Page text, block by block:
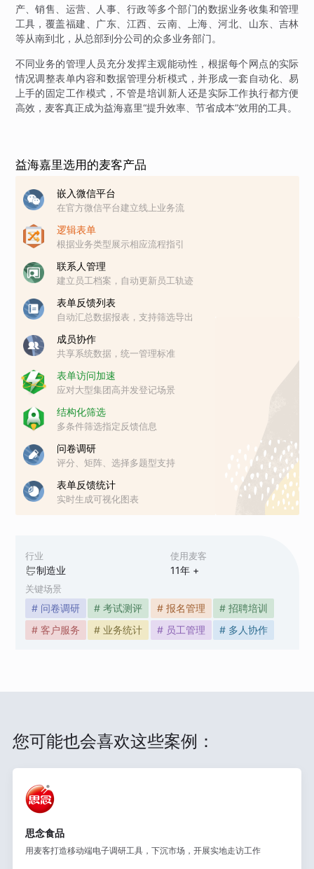
行业
制造业
使用麦客
11年 +
关键场景
# 问卷调研 # 考试测评 # 报名管理
# 招聘培训
# 客户服务
# 业务统计 # 员工管理 # 多人协作
产、销售、运营、人事、行政等多个部门的数据业务收集和管理
工具，覆盖福建、广东、江西、云南、上海、河北、山东、吉林
等从南到北，从总部到分公司的众多业务部门。
不同业务的管理人员充分发挥主观能动性，根据每个网点的实际
情况调整表单内容和数据管理分析模式，并形成一套自动化、易
上手的固定工作模式，不管是培训新人还是实际工作执行都方便
高效，麦客真正成为益海嘉里“提升效率、节省成本”效用的工具。
益海嘉里选用的麦客产品
嵌入微信平台
在官方微信平台建立线上业务流
逻辑表单
根据业务类型展示相应流程指引
联系人管理
建立员工档案，自动更新员工轨迹
表单反馈列表
自动汇总数据报表，支持筛选导出
成员协作
共享系统数据，统一管理标准
表单访问加速
应对大型集团高并发登记场景
结构化筛选
多条件筛选指定反馈信息
问卷调研
评分、矩阵、选择多题型支持
表单反馈统计
实时生成可视化图表
您可能也会喜欢这些案例：
思念食品
用麦客打造移动端电子调研工具，下沉市场，开展实地走访工作